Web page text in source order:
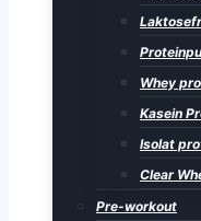
Whey
Kasein
Isolat
Clear
Pre-workout